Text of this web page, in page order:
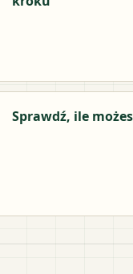
Sprawdź, ile